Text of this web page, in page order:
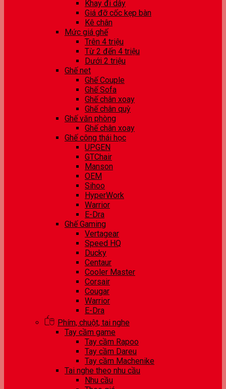
Khay đi dây
Giá đỡ cốc kẹp bàn
Kê chân
Mức giá ghế
Trên 4 triệu
Từ 2 đến 4 triệu
Dưới 2 triệu
Ghế net
Ghế Couple
Ghế Sofa
Ghế chân xoay
Ghế chân quỳ
Ghế văn phòng
Ghế chân xoay
Ghế công thái học
UPGEN
GTChair
Manson
OEM
Sihoo
HyperWork
Warrior
E-Dra
Ghế Gaming
Vertagear
Speed HQ
Ducky
Centaur
Cooler Master
Corsair
Cougar
Warrior
E-Dra
Phím, chuột, tai nghe
Tay cầm game
Tay cầm Rapoo
Tay cầm Dareu
Tay cầm Machenike
Tai nghe theo nhu cầu
Nhu cầu